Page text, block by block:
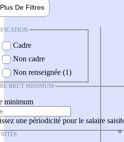
Plus De Filtres
Cadre
Non cadre
Non renseignée (1)
BRUT MINIMUM
minimum
une périodicité pour le salaire saisi